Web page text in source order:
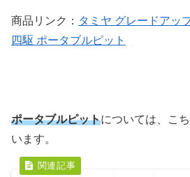
商品リンク： タミヤ グレードアッ
四駆 ポータブルピット
ポータブルピットについては、こ
います。